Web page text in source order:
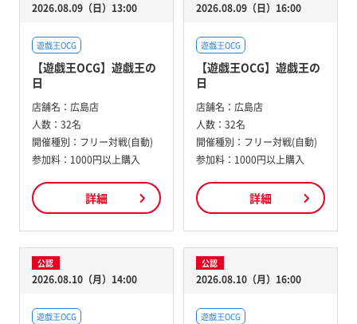
2026.08.09（日）13:00
遊戯王OCG
【遊戯王OCG】遊戯王の
日
店舗名： 広島店
人数： 32名
開催種別： フリー対戦(自動)
参加料： 1000円以上購入
詳細
2026.08.09（日）16:00
遊戯王OCG
【遊戯王OCG】遊戯王の
日
店舗名： 広島店
人数： 32名
開催種別： フリー対戦(自動)
参加料： 1000円以上購入
詳細
公認
2026.08.10（月）14:00
遊戯王OCG
公認
2026.08.10（月）16:00
遊戯王OCG